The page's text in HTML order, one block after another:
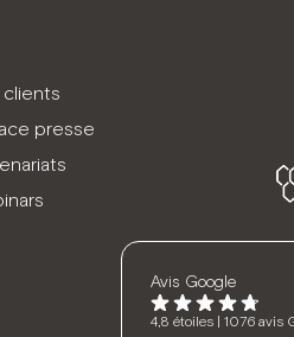
clients
presse
Avis Google
4,8 étoiles | 1076 avis